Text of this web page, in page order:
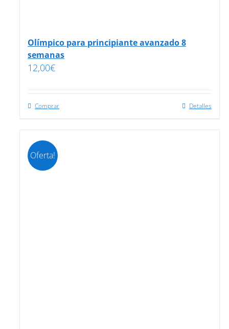
Olímpico para principiante avanzado 8
semanas
12,00€
Comprar Detalles
Oferta!